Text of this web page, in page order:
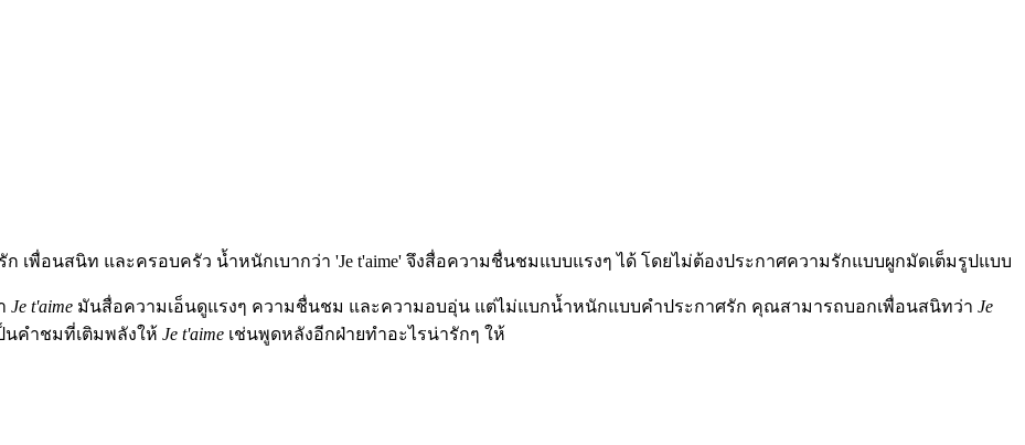
ก เพื่อนสนิท และครอบครัว น้ำหนักเบากว่า 'Je t'aime' จึงสื่อความชื่นชมแบบแรงๆ ได้ โดยไม่ต้องประกาศความรักแบบผูกมัดเต็มรูปแบบ
Je t'aime มันสื่อความเอ็นดูแรงๆ ความชื่นชม และความอบอุ่น แต่ไม่แบกน้ำหนักแบบคำประกาศรัก คุณสามารถบอกเพื่อนสนิทว่า Je
นคำชมที่เติมพลังให้ Je t'aime เช่นพูดหลังอีกฝ่ายทำอะไรน่ารักๆ ให้